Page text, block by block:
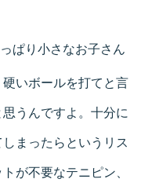
ぱり小さなお子さん
いボールを打てと言
うんですよ。十分に
まったらというリス
が不要なテニピン、